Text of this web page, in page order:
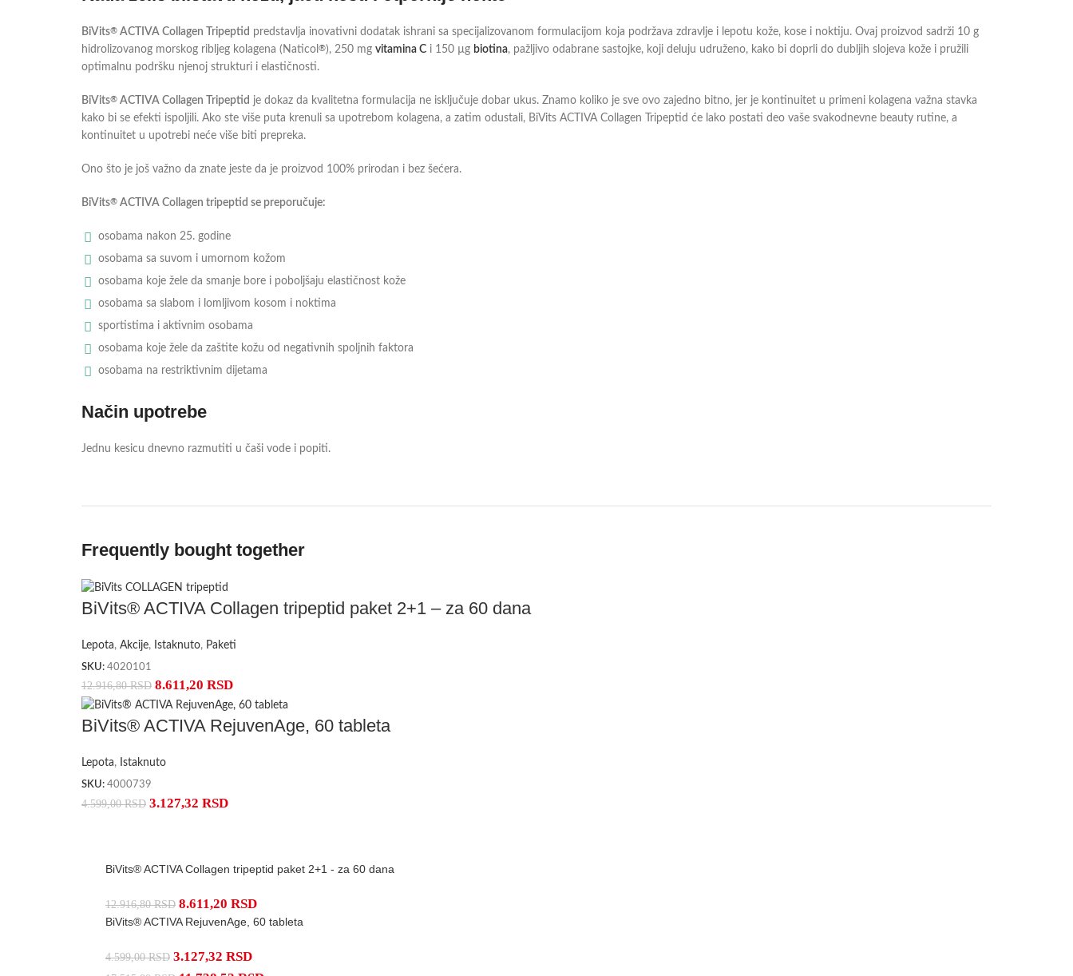
BiVits® ACTIVA Collagen Tripeptid predstavlja inovativni dodatak ishrani sa specijalizovanom formulacijom koja podržava zdravlje i lepotu kože, kose i noktiju. Ovaj proizvod sadrži 10 g
hidrolizovanog morskog ribljeg kolagena (Naticol ®), 250 mg vitamina C i 150 µg biotina, pažljivo odabrane sastojke, koji deluju udruženo, kako bi doprli do dubljih slojeva kože i pružili
optimalnu podršku njenoj strukturi i elastičnosti.
BiVits® ACTIVA Collagen Tripeptid je dokaz da kvalitetna formulacija ne isključuje dobar ukus. Znamo koliko je sve ovo zajedno bitno, jer je kontinuitet u primeni kolagena važna stavka
kako bi se efekti ispoljili. Ako ste više puta krenuli sa upotrebom kolagena, a zatim odustali, BiVits ACTIVA Collagen Tripeptid će lako postati deo vaše svakodnevne beauty rutine, a
kontinuitet u upotrebi neće više biti prepreka.
Ono što je još važno da znate jeste da je proizvod 100% prirodan i bez šećera.
BiVits® ACTIVA Collagen tripeptid se preporučuje:
osobama nakon 25. godine
osobama sa suvom i umornom kožom
osobama koje žele da smanje bore i poboljšaju elastičnost kože
osobama sa slabom i lomljivom kosom i noktima
sportistima i aktivnim osobama
osobama koje žele da zaštite kožu od negativnih spoljnih faktora
osobama na restriktivnim dijetama
Način upotrebe
Jednu kesicu dnevno razmutiti u čaši vode i popiti.
Frequently bought together
BiVits® ACTIVA Collagen tripeptid paket 2+1 – za 60 dana
Lepota, Akcije, Istaknuto, Paketi
SKU: 4020101
12.916,80RSD 8.611,20 RSD
BiVits® ACTIVA RejuvenAge, 60 tableta
Lepota, Istaknuto
SKU: 4000739
4.599,00RSD 3.127,32 RSD
BiVits® ACTIVA Collagen tripeptid paket 2+1 - za 60 dana
12.916,80RSD 8.611,20 RSD
BiVits® ACTIVA RejuvenAge, 60 tableta
4.599,00RSD 3.127,32 RSD